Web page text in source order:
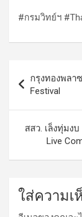
#กรมวิทย์ฯ
เรื่อง
กรุงทองพลา
Festival
สสว. เล็งทุ่มง
Live
ใส่ความเ